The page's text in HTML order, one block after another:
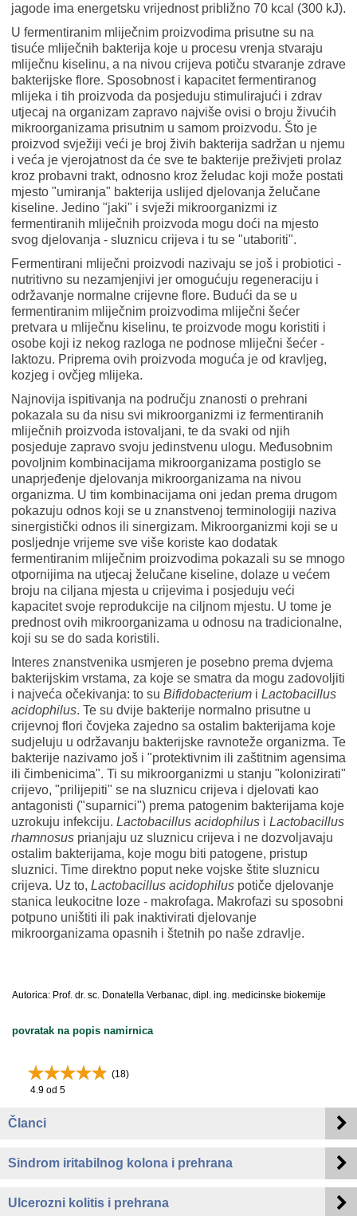
jagode ima energetsku vrijednost približno 70 kcal (300 kJ).
U fermentiranim mliječnim proizvodima prisutne su na
tisuće mliječnih bakterija koje u procesu vrenja stvaraju
mliječnu kiselinu, a na nivou crijeva potiču stvaranje zdrave
bakterijske flore. Sposobnost i kapacitet fermentiranog
mlijeka i tih proizvoda da posjeduju stimulirajući i zdrav
utjecaj na organizam zapravo najviše ovisi o broju živućih
mikroorganizama prisutnim u samom proizvodu. Što je
proizvod svježiji veći je broj živih bakterija sadržan u njemu
i veća je vjerojatnost da će sve te bakterije preživjeti prolaz
kroz probavni trakt, odnosno kroz želudac koji može postati
mjesto "umiranja" bakterija uslijed djelovanja želučane
kiseline. Jedino "jaki" i svježi mikroorganizmi iz
fermentiranih mliječnih proizvoda mogu doći na mjesto
svog djelovanja - sluznicu crijeva i tu se "utaboriti".
Fermentirani mliječni proizvodi nazivaju se još i probiotici -
nutritivno su nezamjenjivi jer omogućuju regeneraciju i
održavanje normalne crijevne flore. Budući da se u
fermentiranim mliječnim proizvodima mliječni šećer
pretvara u mliječnu kiselinu, te proizvode mogu koristiti i
osobe koji iz nekog razloga ne podnose mliječni šećer -
laktozu. Priprema ovih proizvoda moguća je od kravljeg,
kozjeg i ovčjeg mlijeka.
Najnovija ispitivanja na području znanosti o prehrani
pokazala su da nisu svi mikroorganizmi iz fermentiranih
mliječnih proizvoda istovaljani, te da svaki od njih
posjeduje zapravo svoju jedinstvenu ulogu. Međusobnim
povoljnim kombinacijama mikroorganizama postiglo se
unaprjeđenje djelovanja mikroorganizama na nivou
organizma. U tim kombinacijama oni jedan prema drugom
pokazuju odnos koji se u znanstvenoj terminologiji naziva
sinergistički odnos ili sinergizam. Mikroorganizmi koji se u
posljednje vrijeme sve više koriste kao dodatak
fermentiranim mliječnim proizvodima pokazali su se mnogo
otpornijima na utjecaj želučane kiseline, dolaze u većem
broju na ciljana mjesta u crijevima i posjeduju veći
kapacitet svoje reprodukcije na ciljnom mjestu. U tome je
prednost ovih mikroorganizama u odnosu na tradicionalne,
koji su se do sada koristili.
Interes znanstvenika usmjeren je posebno prema dvjema
bakterijskim vrstama, za koje se smatra da mogu zadovoljiti
i najveća očekivanja: to su Bifidobacterium i Lactobacillus
acidophilus. Te su dvije bakterije normalno prisutne u
crijevnoj flori čovjeka zajedno sa ostalim bakterijama koje
sudjeluju u održavanju bakterijske ravnoteže organizma. Te
bakterije nazivamo još i "protektivnim ili zaštitnim agensima
ili čimbenicima". Ti su mikroorganizmi u stanju "kolonizirati"
crijevo, "prilijepiti" se na sluznicu crijeva i djelovati kao
antagonisti ("suparnici") prema patogenim bakterijama koje
uzrokuju infekciju. Lactobacillus acidophilus i Lactobacillus
rhamnosus prianjaju uz sluznicu crijeva i ne dozvoljavaju
ostalim bakterijama, koje mogu biti patogene, pristup
sluznici. Time direktno poput neke vojske štite sluznicu
crijeva. Uz to, Lactobacillus acidophilus potiče djelovanje
stanica leukocitne loze - makrofaga. Makrofazi su sposobni
potpuno uništiti ili pak inaktivirati djelovanje
mikroorganizama opasnih i štetnih po naše zdravlje.
Autorica: Prof. dr. sc. Donatella Verbanac, dipl. ing. medicinske biokemije
povratak na popis namirnica
(18)
4.9 od 5
Članci
Sindrom iritabilnog kolona i prehrana
Ulcerozni kolitis i prehrana